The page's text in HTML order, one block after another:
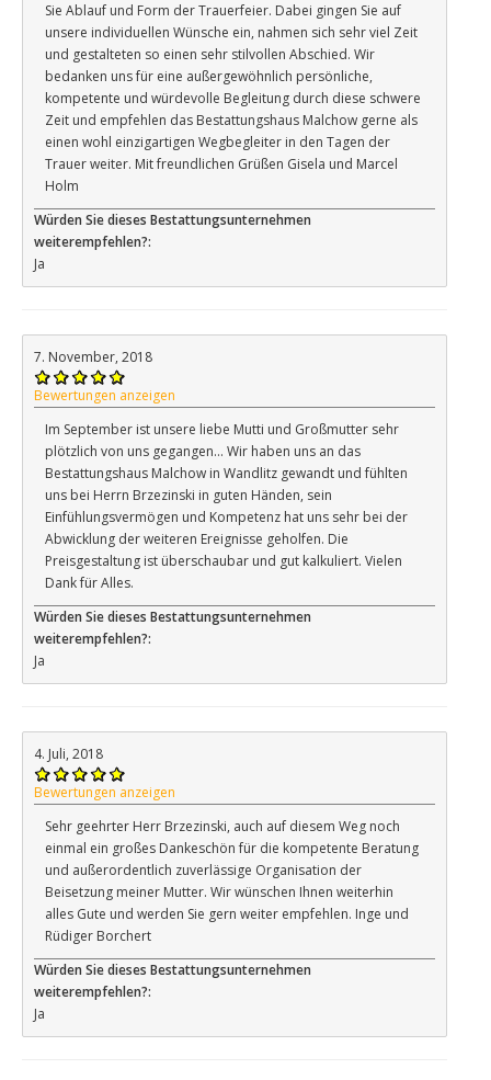
Sie Ablauf und Form der Trauerfeier. Dabei gingen Sie auf
unsere individuellen Wünsche ein, nahmen sich sehr viel Zeit
und gestalteten so einen sehr stilvollen Abschied. Wir
bedanken uns für eine außergewöhnlich persönliche,
kompetente und würdevolle Begleitung durch diese schwere
Zeit und empfehlen das Bestattungshaus Malchow gerne als
einen wohl einzigartigen Wegbegleiter in den Tagen der
Trauer weiter. Mit freundlichen Grüßen Gisela und Marcel
Holm
Würden Sie dieses Bestattungsunternehmen
weiterempfehlen?:
Ja
7. November, 2018
Bewertungen anzeigen
Im September ist unsere liebe Mutti und Großmutter sehr
plötzlich von uns gegangen... Wir haben uns an das
Bestattungshaus Malchow in Wandlitz gewandt und fühlten
uns bei Herrn Brzezinski in guten Händen, sein
Einfühlungsvermögen und Kompetenz hat uns sehr bei der
Abwicklung der weiteren Ereignisse geholfen. Die
Preisgestaltung ist überschaubar und gut kalkuliert. Vielen
Dank für Alles.
Würden Sie dieses Bestattungsunternehmen
weiterempfehlen?:
Ja
4. Juli, 2018
Bewertungen anzeigen
Sehr geehrter Herr Brzezinski, auch auf diesem Weg noch
einmal ein großes Dankeschön für die kompetente Beratung
und außerordentlich zuverlässige Organisation der
Beisetzung meiner Mutter. Wir wünschen Ihnen weiterhin
alles Gute und werden Sie gern weiter empfehlen. Inge und
Rüdiger Borchert
Würden Sie dieses Bestattungsunternehmen
weiterempfehlen?:
Ja